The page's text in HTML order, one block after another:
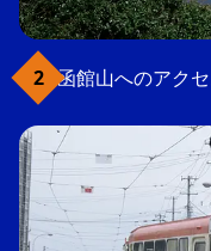
函館山へのアク